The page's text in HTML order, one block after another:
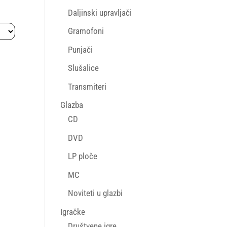
Daljinski upravljači
Gramofoni
Punjači
Slušalice
Transmiteri
Glazba
CD
DVD
LP ploče
MC
Noviteti u glazbi
Igračke